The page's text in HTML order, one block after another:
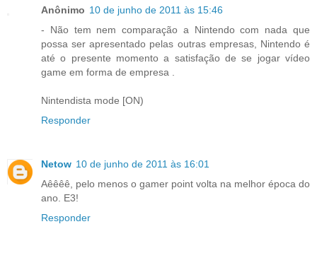
Anônimo 10 de junho de 2011 às 15:46
- Não tem nem comparação a Nintendo com nada que
possa ser apresentado pelas outras empresas, Nintendo é
até o presente momento a satisfação de se jogar vídeo
game em forma de empresa .
Nintendista mode [ON)
Responder
Netow 10 de junho de 2011 às 16:01
Aêêêê, pelo menos o gamer point volta na melhor época do
ano. E3!
Responder